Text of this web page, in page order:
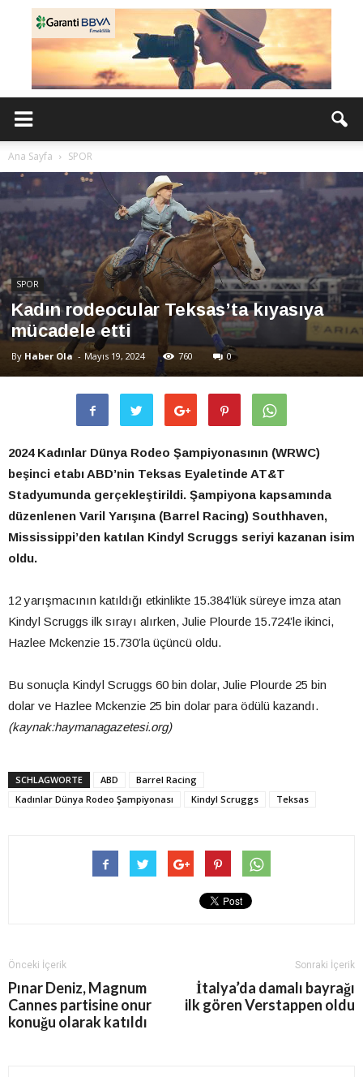
Ana Sayfa SPOR
SPOR
Kadın rodeocular Teksas’ta kıyasıya
mücadele etti
By Haber Ola - Mayıs 19, 2024 760 0
2024 Kadınlar Dünya Rodeo Şampiyonasının (WRWC)
beşinci etabı ABD’nin Teksas Eyaletinde AT&T
Stadyumunda gerçekleştirildi. Şampiyona kapsamında
düzenlenen Varil Yarışına (Barrel Racing) Southhaven,
Mississippi’den katılan Kindyl Scruggs seriyi kazanan isim
oldu.
12 yarışmacının katıldığı etkinlikte 15.384’lük süreye imza atan
Kindyl Scruggs ilk sırayı alırken, Julie Plourde 15.724’le ikinci,
Hazlee Mckenzie 15.730’la üçüncü oldu.
Bu sonuçla Kindyl Scruggs 60 bin dolar, Julie Plourde 25 bin
dolar ve Hazlee Mckenzie 25 bin dolar para ödülü kazandı.
(kaynak:haymanagazetesi.org)
SCHLAGWORTE ABD
Barrel Racing
Kadınlar Dünya Rodeo Şampiyonası
Kindyl Scruggs Teksas
Önceki İçerik
Pınar Deniz, Magnum
Cannes partisine onur
konuğu olarak katıldı
Sonraki İçerik
İtalya’da damalı bayrağı
ilk gören Verstappen oldu